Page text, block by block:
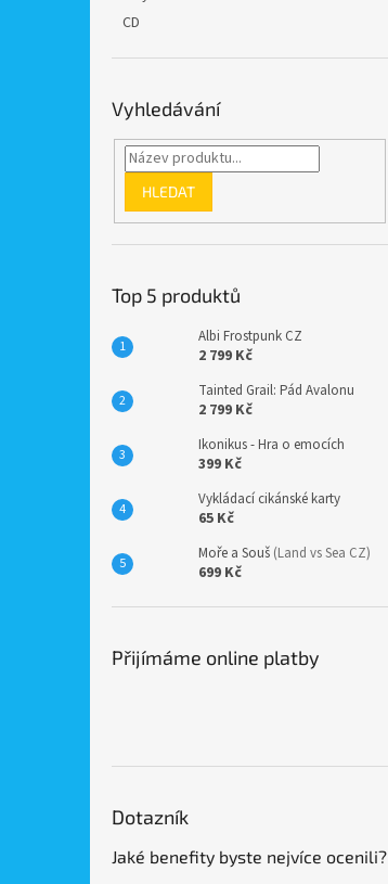
CD
Vyhledávání
HLEDAT
Top 5 produktů
Albi Frostpunk CZ
2 799 Kč
Tainted Grail: Pád Avalonu
2 799 Kč
Ikonikus - Hra o emocích
399 Kč
Vykládací cikánské karty
65 Kč
Moře a Souš (Land vs Sea CZ)
699 Kč
Přijímáme online platby
Dotazník
Jaké benefity byste nejvíce ocenili?